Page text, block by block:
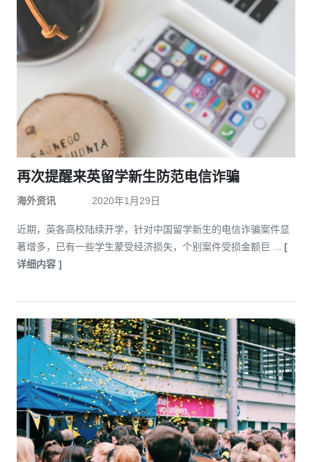
再次提醒来英留学新生防范电信诈骗
海外资讯 2020年1月29日
近期，英各高校陆续开学，针对中国留学新生的电信诈骗案件显
著增多，已有一些学生蒙受经济损失，个别案件受损金额巨 ... [
详细内容 ]